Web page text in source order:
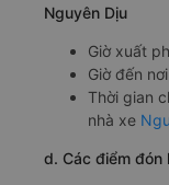
Nguyên Dịu
Giờ xuất
Giờ đến
Thời gian
nhà xe
d. Các điểm đón